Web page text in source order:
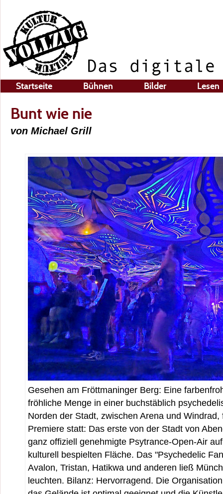
Startseite Bühnen Bilder Lesen
Bunt wie nie
von Michael Grill
Gesehen am Fröttmaninger Berg: Eine
fröhliche Menge in einer buchstäblich
Norden der Stadt, zwischen Arena und
Premiere statt: Das erste von der Stadt von
ganz offiziell genehmigte Psytrance-Open-Air
kulturell bespielten Fläche. Das "Psychedelic
Avalon, Tristan, Hatikwa und anderen ließ
leuchten. Bilanz: Hervorragend. Die